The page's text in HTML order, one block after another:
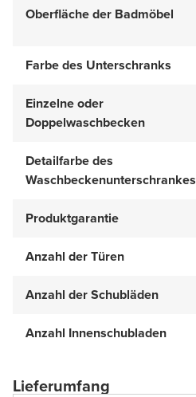
Oberfläche der Badmöbel
Farbe des Unterschranks
Einzelne oder
Doppelwaschbecken
Detailfarbe des
Waschbeckenunterschrankes
Produktgarantie
Anzahl der Türen
Anzahl der Schubläden
Anzahl Innenschubladen
Lieferumfang